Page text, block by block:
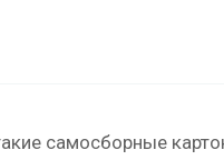
самосборные